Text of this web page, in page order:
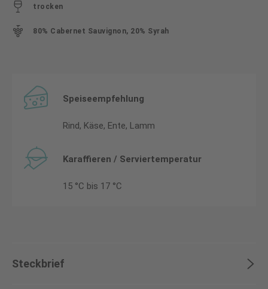
trocken
80% Cabernet Sauvignon, 20% Syrah
Speiseempfehlung
Rind, Käse, Ente, Lamm
Karaffieren / Serviertemperatur
15 °C bis 17 °C
Steckbrief